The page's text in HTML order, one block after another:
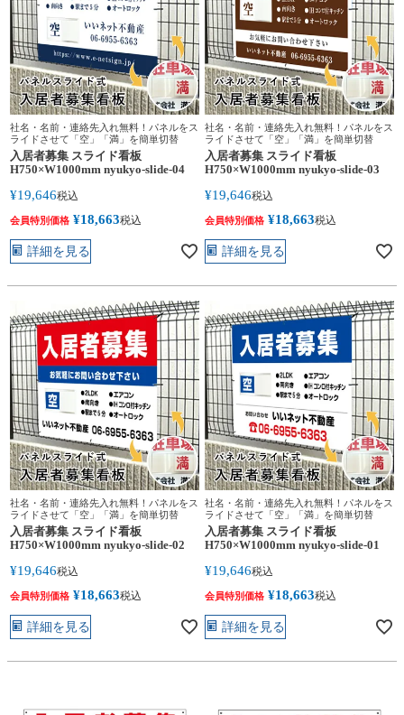
社名・名前・連絡先入れ無料！パネルをス
ライドさせて「空」「満」を簡単切替
入居者募集 スライド看板
H750×W1000mm nyukyo-slide-04
¥19,646税込
会員特別価格 ¥18,663税込
詳細を見る
社名・名前・連絡先入れ無料！パネルをス
ライドさせて「空」「満」を簡単切替
入居者募集 スライド看板
H750×W1000mm nyukyo-slide-03
¥19,646税込
会員特別価格 ¥18,663税込
詳細を見る
社名・名前・連絡先入れ無料！パネルをス
ライドさせて「空」「満」を簡単切替
入居者募集 スライド看板
H750×W1000mm nyukyo-slide-02
¥19,646税込
会員特別価格 ¥18,663税込
詳細を見る
社名・名前・連絡先入れ無料！パネルをス
ライドさせて「空」「満」を簡単切替
入居者募集 スライド看板
H750×W1000mm nyukyo-slide-01
¥19,646税込
会員特別価格 ¥18,663税込
詳細を見る